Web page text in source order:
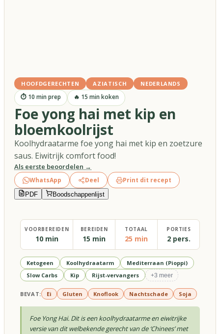
HOOFDGERECHTEN AZIATISCH NEDERLANDS
⏱ 10 min prep 🔥 15 min koken
Foe yong hai met kip en
bloemkoolrijst
Koolhydraatarme foe yong hai met kip en zoetzure
saus. Eiwitrijk comfort food!
Als eerste beoordelen →
WhatsApp Deel Print dit recept
PDF Boodschappenlijst
VOORBEREIDEN
10 min
BEREIDEN
15 min
TOTAAL
25 min
PORTIES
2 pers.
Ketogeen Koolhydraatarm
Mediterraan (Pioppi)
Slow Carbs
Kip Rijst-vervangers +3 meer
BEVAT: Ei Gluten Knoflook Nachtschade Soja
Foe Yong Hai. Dit is een koolhydraatarme en eiwitrijke
versie van dit welbekende gerecht van de ‘Chinees’ met